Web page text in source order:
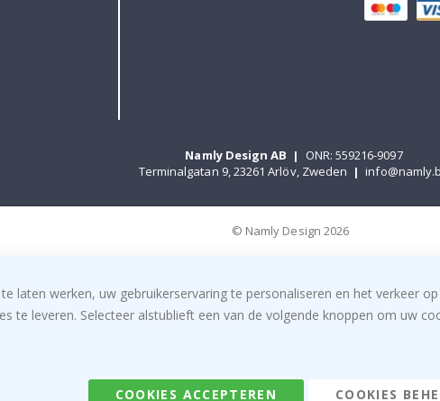
Namly Design AB |
ONR: 559216-9097
Terminalgatan 9, 23261 Arlöv, Zweden |
© Namly Design 2026
laten werken, uw gebruikerservaring te personaliseren en het verkeer
te leveren. Selecteer alstublieft een van de volgende knoppen om uw
COOKIES ACCEPTEREN COOKIES